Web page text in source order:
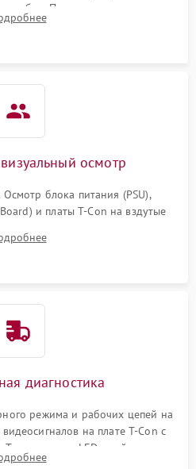
ошибок. Подключение тестовых
симптомов поломки.
осмотр
блока питания (PSU),
и платы T-Con на вздутые
и целостности шлейфов.
диагностика
режима и рабочих цепей на
на плате T-Con с
LED-драйвера и
подсветки мультиметром.